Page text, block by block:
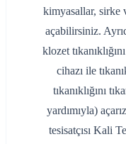
kimyasallar, sirke
açabilirsiniz.
klozet
cihazı ile
tıkanıklığını
yardımıyla)
tesisatçısı Kali